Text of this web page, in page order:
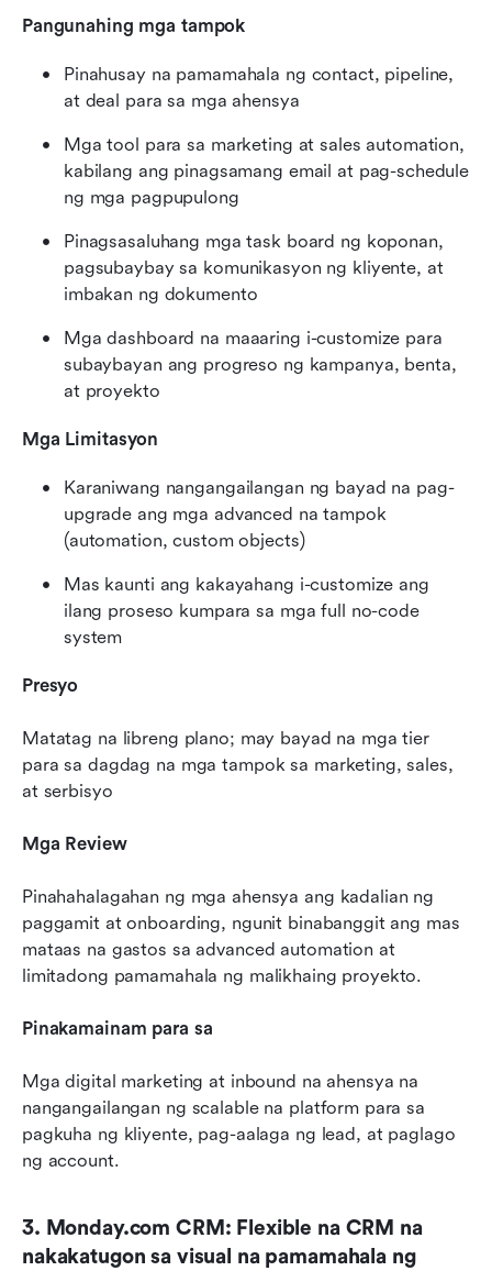
Pangunahing mga tampok
Pinahusay na pamamahala ng contact, pipeline,
at deal para sa mga ahensya
Mga tool para sa marketing at sales automation,
kabilang ang pinagsamang email at pag-schedule
ng mga pagpupulong
Pinagsasaluhang mga task board ng koponan,
pagsubaybay sa komunikasyon ng kliyente, at
imbakan ng dokumento
Mga dashboard na maaaring i-customize para
subaybayan ang progreso ng kampanya, benta,
at proyekto
Mga Limitasyon
Karaniwang nangangailangan ng bayad na pag-
upgrade ang mga advanced na tampok
(automation, custom objects)
Mas kaunti ang kakayahang i-customize ang
ilang proseso kumpara sa mga full no-code
system
Presyo
Matatag na libreng plano; may bayad na mga tier
para sa dagdag na mga tampok sa marketing, sales,
at serbisyo
Mga Review
Pinahahalagahan ng mga ahensya ang kadalian ng
paggamit at onboarding, ngunit binabanggit ang mas
mataas na gastos sa advanced automation at
limitadong pamamahala ng malikhaing proyekto.
Pinakamainam para sa
Mga digital marketing at inbound na ahensya na
nangangailangan ng scalable na platform para sa
pagkuha ng kliyente, pag-aalaga ng lead, at paglago
ng account.
3. Monday.com CRM: Flexible na CRM na
nakakatugon sa visual na pamamahala ng